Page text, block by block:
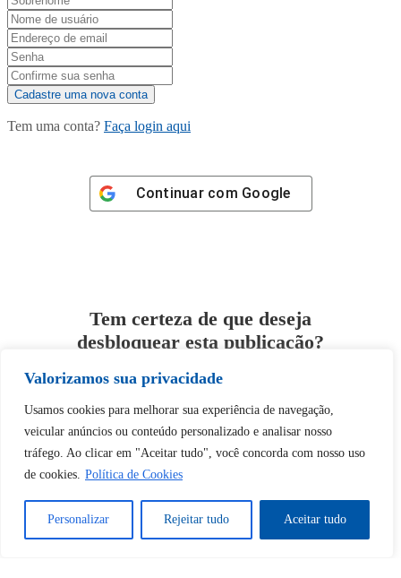
Valorizamos sua privacidade
Usamos cookies para melhorar sua experiência de navegação,
veicular anúncios ou conteúdo personalizado e analisar nosso
tráfego. Ao clicar em "Aceitar tudo", você concorda com nosso uso
de cookies. Política de Cookies
Personalizar Rejeitar tudo Aceitar tudo
Tem uma conta? Faça login aqui
Continuar com Google
Tem certeza de que deseja
desbloquear esta publicação?
Sim Não